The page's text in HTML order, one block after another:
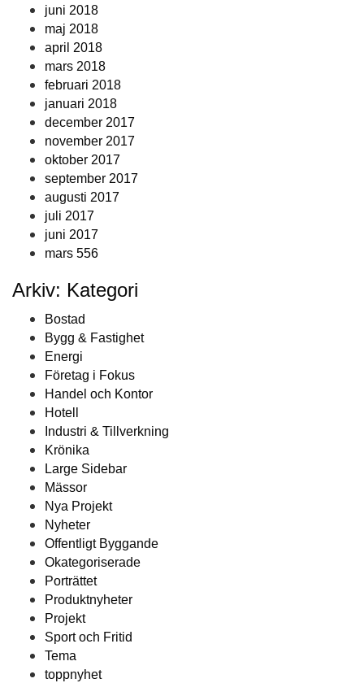
juni 2018
maj 2018
april 2018
mars 2018
februari 2018
januari 2018
december 2017
november 2017
oktober 2017
september 2017
augusti 2017
juli 2017
juni 2017
mars 556
Arkiv: Kategori
Bostad
Bygg & Fastighet
Energi
Företag i Fokus
Handel och Kontor
Hotell
Industri & Tillverkning
Krönika
Large Sidebar
Mässor
Nya Projekt
Nyheter
Offentligt Byggande
Okategoriserade
Porträttet
Produktnyheter
Projekt
Sport och Fritid
Tema
toppnyhet